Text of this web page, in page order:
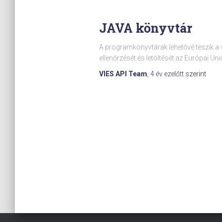
JAVA könyvtár
A programkönyvtárak lehetővé teszik a
ellenőrzését és letöltését az Európai
VIES API Team 4 évezelőtt szerint